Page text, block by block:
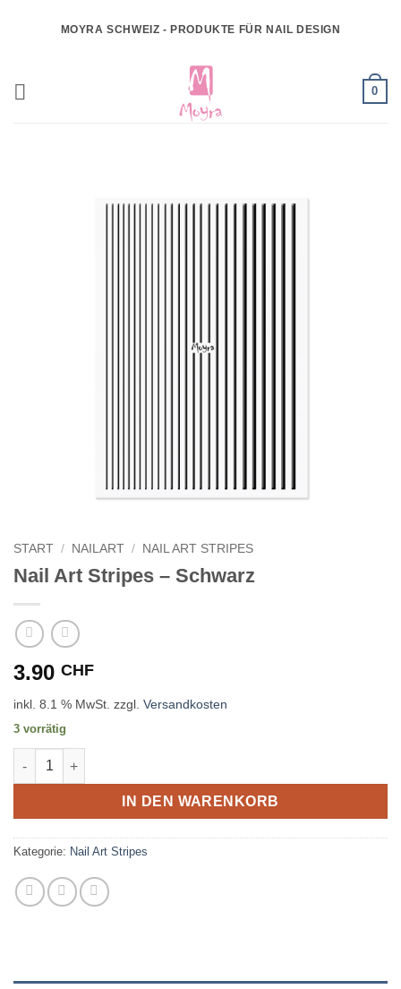
MOYRA SCHWEIZ - PRODUKTE FÜR NAIL DESIGN
0
START / NAILART / NAIL ART STRIPES
Nail Art Stripes – Schwarz
3.90 CHF
inkl. 8.1 % MwSt. zzgl. Versandkosten
3 vorrätig
Nail Art Stripes - Schwarz Menge
IN DEN WARENKORB
Kategorie: Nail Art Stripes